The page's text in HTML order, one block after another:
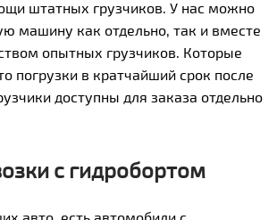
штатных грузчиков. У нас можно
машину как отдельно, так и вместе
опытных грузчиков. Которые
погрузки в кратчайший срок после
доступны для заказа отдельно
с гидробортом